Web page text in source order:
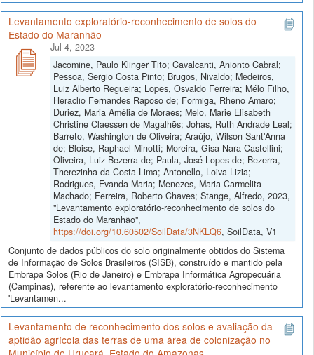
Levantamento exploratório-reconhecimento de solos do
Estado do Maranhão
Jul 4, 2023
Jacomine, Paulo Klinger Tito; Cavalcanti, Anionto Cabral;
Pessoa, Sergio Costa Pinto; Brugos, Nivaldo; Medeiros,
Luiz Alberto Regueira; Lopes, Osvaldo Ferreira; Mélo Filho,
Heraclio Fernandes Raposo de; Formiga, Rheno Amaro;
Duriez, Maria Amélia de Moraes; Melo, Marie Elisabeth
Christine Claessen de Magalhẽs; Johas, Ruth Andrade Leal;
Barreto, Washington de Oliveira; Araújo, Wilson Sant'Anna
de; Bloise, Raphael Minotti; Moreira, Gisa Nara Castellini;
Oliveira, Luiz Bezerra de; Paula, José Lopes de; Bezerra,
Therezinha da Costa Lima; Antonello, Loiva Lizia;
Rodrigues, Evanda Maria; Menezes, Maria Carmelita
Machado; Ferreira, Roberto Chaves; Stange, Alfredo, 2023,
"Levantamento exploratório-reconhecimento de solos do
Estado do Maranhão",
https://doi.org/10.60502/SoilData/3NKLQ6, SoilData, V1
Conjunto de dados públicos do solo originalmente obtidos do Sistema
de Informação de Solos Brasileiros (SISB), construído e mantido pela
Embrapa Solos (Rio de Janeiro) e Embrapa Informática Agropecuária
(Campinas), referente ao levantamento exploratório-reconhecimento
'Levantamen...
Levantamento de reconhecimento dos solos e avaliação da
aptidão agrícola das terras de uma área de colonização no